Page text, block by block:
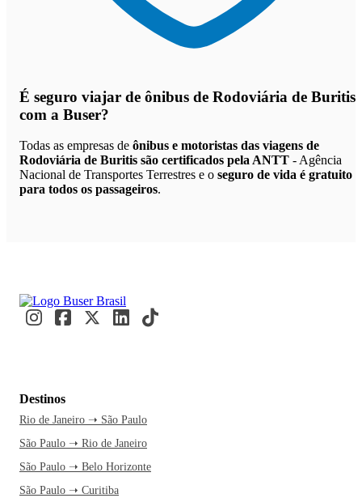
É seguro viajar de ônibus de Rodoviária de Buritis
com a Buser?
Todas as empresas de ônibus e motoristas das viagens de
Rodoviária de Buritis são certificados pela ANTT - Agência
Nacional de Transportes Terrestres e o seguro de vida é gratuito
para todos os passageiros.
Destinos
Rio de Janeiro ➝ São Paulo
São Paulo ➝ Rio de Janeiro
São Paulo ➝ Belo Horizonte
São Paulo ➝ Curitiba